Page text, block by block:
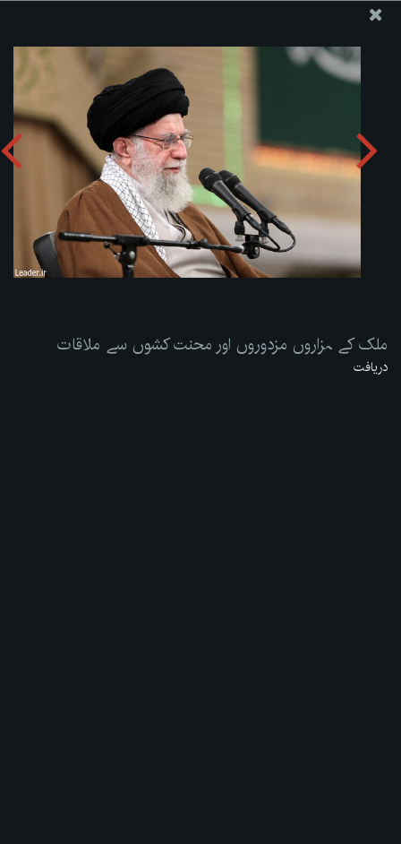
ملک کے ہزاروں مزدوروں اور محنت کشوں سے ملاقات
تصویری البم دریافت کریں: zip
ملک کے ہزاروں مزدوروں اور محنت کشوں سے ملاقات
دریافت